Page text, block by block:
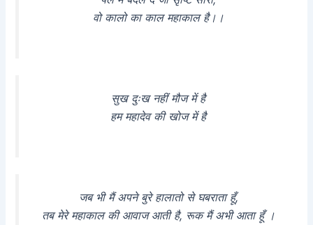
वो कालो का काल महाकाल है।।
सुख दुःख नहीं मौज में है
हम महादेव की खोज में है
जब भी मैं अपने बुरे हालातो से घबराता हूँ,
तब मेरे महाकाल की आवाज आती है, रूक मैं अभी आता हूँ ।